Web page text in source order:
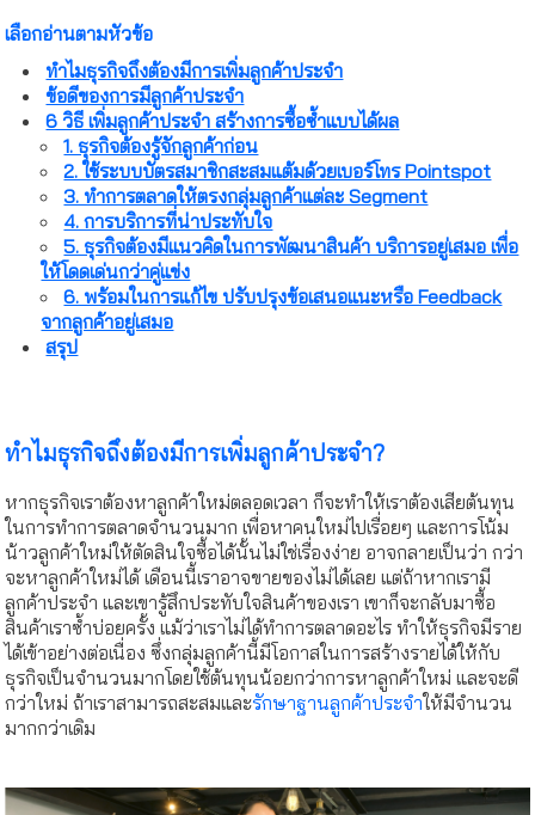
เลือกอ่านตามหัวข้อ
ทำไมธุรกิจถึงต้องมีการเพิ่มลูกค้าประจำ
ข้อดีของการมีลูกค้าประจำ
6 วิธี เพิ่มลูกค้าประจำ สร้างการซื้อซ้ำแบบได้ผล
1. ธุรกิจต้องรู้จักลูกค้าก่อน
2. ใช้ระบบบัตรสมาชิกสะสมแต้มด้วยเบอร์โทร Pointspot
3. ทำการตลาดให้ตรงกลุ่มลูกค้าแต่ละ Segment
4. การบริการที่น่าประทับใจ
5. ธุรกิจต้องมีแนวคิดในการพัฒนาสินค้า บริการอยู่เสมอ เพื่อ
ให้โดดเด่นกว่าคู่แข่ง
6. พร้อมในการแก้ไข ปรับปรุงข้อเสนอแนะหรือ Feedback
จากลูกค้าอยู่เสมอ
สรุป
ทำไมธุรกิจถึงต้องมีการเพิ่มลูกค้าประจำ?
หากธุรกิจเราต้องหาลูกค้าใหม่ตลอดเวลา ก็จะทำให้เราต้องเสียต้นทุน
ในการทำการตลาดจำนวนมาก เพื่อหาคนใหม่ไปเรื่อยๆ และการโน้ม
น้าวลูกค้าใหม่ให้ตัดสินใจซื้อได้นั้นไม่ใช่เรื่องง่าย อาจกลายเป็นว่า กว่า
จะหาลูกค้าใหม่ได้ เดือนนี้เราอาจขายของไม่ได้เลย แต่ถ้าหากเรามี
ลูกค้าประจำ และเขารู้สึกประทับใจสินค้าของเรา เขาก็จะกลับมาซื้อ
สินค้าเราซ้ำบ่อยครั้ง แม้ว่าเราไม่ได้ทำการตลาดอะไร ทำให้ธุรกิจมีราย
ได้เข้าอย่างต่อเนื่อง ซึ่งกลุ่มลูกค้านี้มีโอกาสในการสร้างรายได้ให้กับ
ธุรกิจเป็นจำนวนมากโดยใช้ต้นทุนน้อยกว่าการหาลูกค้าใหม่ และจะดี
กว่าใหม่ ถ้าเราสามารถสะสมและรักษาฐานลูกค้าประจำให้มีจำนวน
มากกว่าเดิม